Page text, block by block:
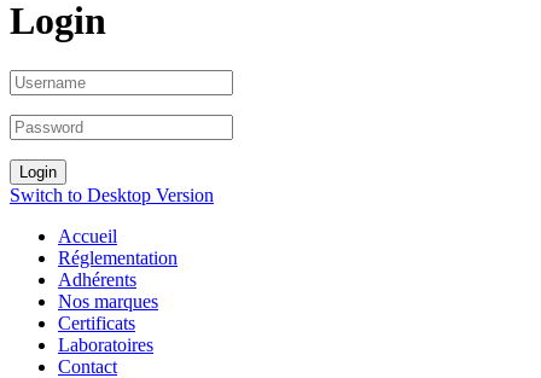
Login
Switch to Desktop Version
Accueil
Réglementation
Adhérents
Nos marques
Certificats
Laboratoires
Contact